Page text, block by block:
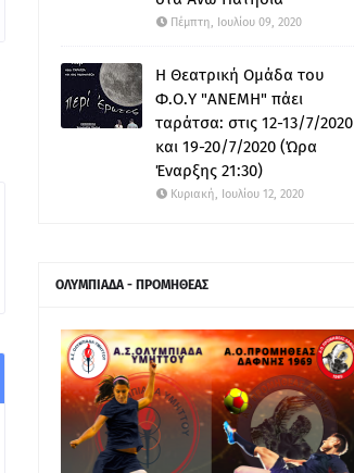
Πέμπτη, Ιουλίου 09, 2020
Η Θεατρική Ομάδα του
Φ.Ο.Υ "ΑΝΕΜΗ" πάει
ταράτσα: στις 12-13/7/2020
και 19-20/7/2020 (Ώρα
Έναρξης 21:30)
Κυριακή, Ιουλίου 12, 2020
ΟΛΥΜΠΙΑΔΑ - ΠΡΟΜΗΘΕΑΣ